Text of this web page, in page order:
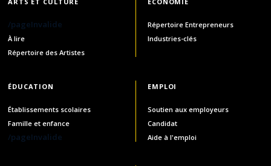
/pageInvalide
À lire
Répertoire des Artistes
Répertoire Entrepreneurs
Industries-clés
ÉDUCATION
Établissements scolaires
Famille et enfance
/pageInvalide
EMPLOI
Soutien aux employeurs
Candidat
Aide à l'emploi